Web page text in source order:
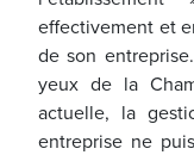
effectivement et
de son
yeux de la
actuelle, la
entreprise ne